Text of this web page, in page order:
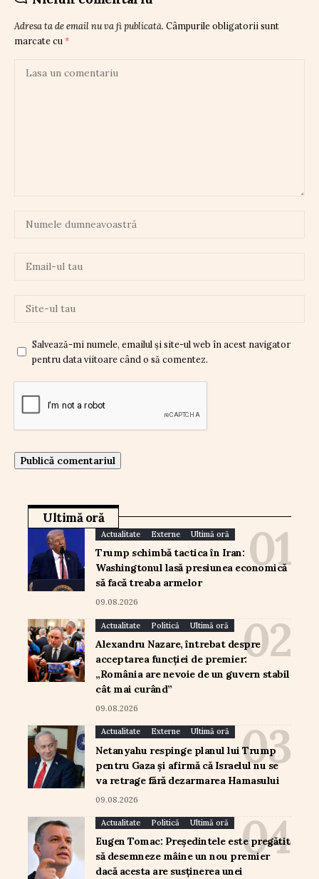
Adresa ta de email nu va fi publicată. Câmpurile obligatorii sunt
marcate cu *
Salvează-mi numele, emailul și site-ul web în acest navigator
pentru data viitoare când o să comentez.
Ultimă oră
Actualitate Externe Ultimă oră
Trump schimbă tactica în Iran:
Washingtonul lasă presiunea economică
să facă treaba armelor
09.08.2026
Actualitate Politică Ultimă oră
Alexandru Nazare, întrebat despre
acceptarea funcției de premier:
„România are nevoie de un guvern stabil
cât mai curând”
09.08.2026
Actualitate Externe Ultimă oră
Netanyahu respinge planul lui Trump
pentru Gaza și afirmă că Israelul nu se
va retrage fără dezarmarea Hamasului
09.08.2026
Actualitate Politică Ultimă oră
Eugen Tomac: Președintele este pregătit
să desemneze mâine un nou premier
dacă acesta are susținerea unei